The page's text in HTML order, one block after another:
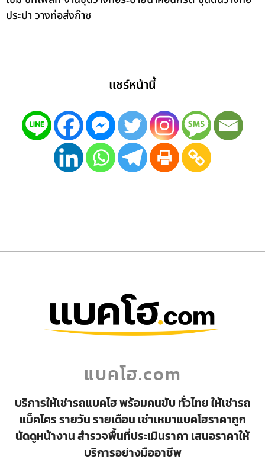
ประปา วางท่อส่งก๊าซ
แชร์หน้านี้
แบคโฮ.com
บริการให้เช่ารถแบคโฮ พร้อมคนขับ ทั่วไทย ให้เช่ารถ
แม็คโคร รายวัน รายเดือน เช่าเหมาแบคโฮราคาถูก
นัดดูหน้างาน สำรวจพื้นที่ประเมินราคา เสนอราคาให้
บริการอย่างมืออาชีพ